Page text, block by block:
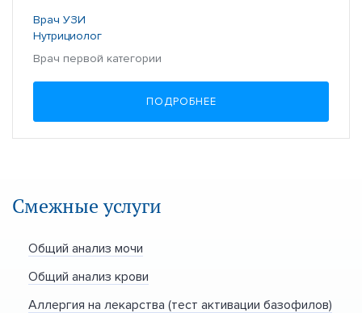
Врач УЗИ
Нутрициолог
Врач первой категории
ПОДРОБНЕЕ
Смежные услуги
Общий анализ мочи
Общий анализ крови
Аллергия на лекарства (тест активации базофилов)